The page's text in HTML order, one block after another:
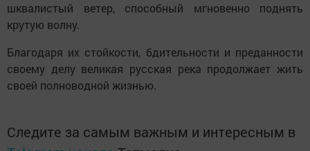
шквалистый ветер, способный мгновенно поднять
крутую волну.
Благодаря их стойкости, бдительности и преданности
своему делу великая русская река продолжает жить
своей полноводной жизнью.
Следите за самым важным и интересным в